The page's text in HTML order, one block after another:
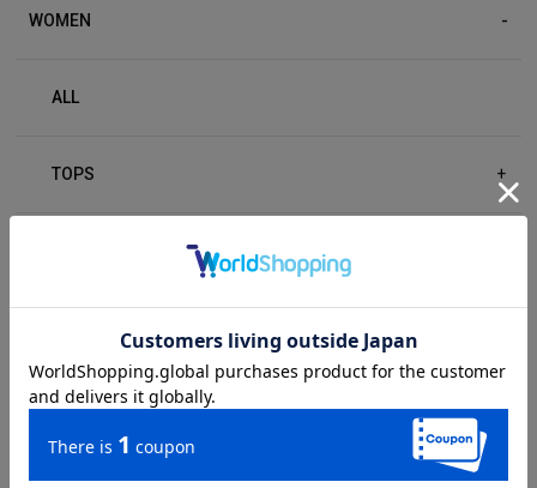
WOMEN
ALL
TOPS +
DRESS/ONE-PIECE
ACCESSORIES +